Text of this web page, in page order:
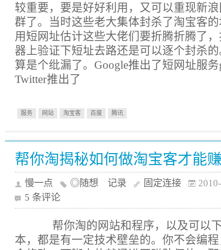
较重要，要是好好利用，又可以重现新
群了。当时这些老大集体封杀了淘宝客
用短网址估计这些大佬们要折腾折腾了
器上验证下短址去路还是可以逐个封杀
算是个纰漏了。Google推出了短网址服
Twitter推出了
服务 网站 淘宝客 百度 腾讯
帮你淘揭秘如何做淘宝客才能
慢一点 ◎随想 记录 固定连接
5 条评论
帮你淘的网站和程序，以及可以
本，都是有一定技术壁垒的。你不会编